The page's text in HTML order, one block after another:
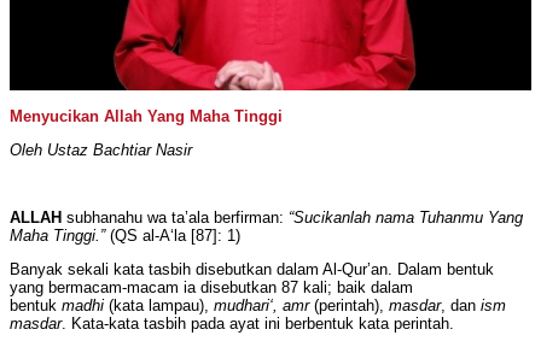
Menyucikan Allah Yang Maha Tinggi
Oleh Ustaz Bachtiar Nasir
ALLAH subhanahu wa ta’ala berfirman: “Sucikanlah nama Tuhanmu Yang
Maha Tinggi.” (QS al-A‘la [87]: 1)
Banyak sekali kata tasbih disebutkan dalam Al-Qur’an. Dalam bentuk
yang bermacam-macam ia disebutkan 87 kali; baik dalam
bentuk madhi (kata lampau), mudhari‘, amr (perintah), masdar, dan ism
masdar. Kata-kata tasbih pada ayat ini berbentuk kata perintah.